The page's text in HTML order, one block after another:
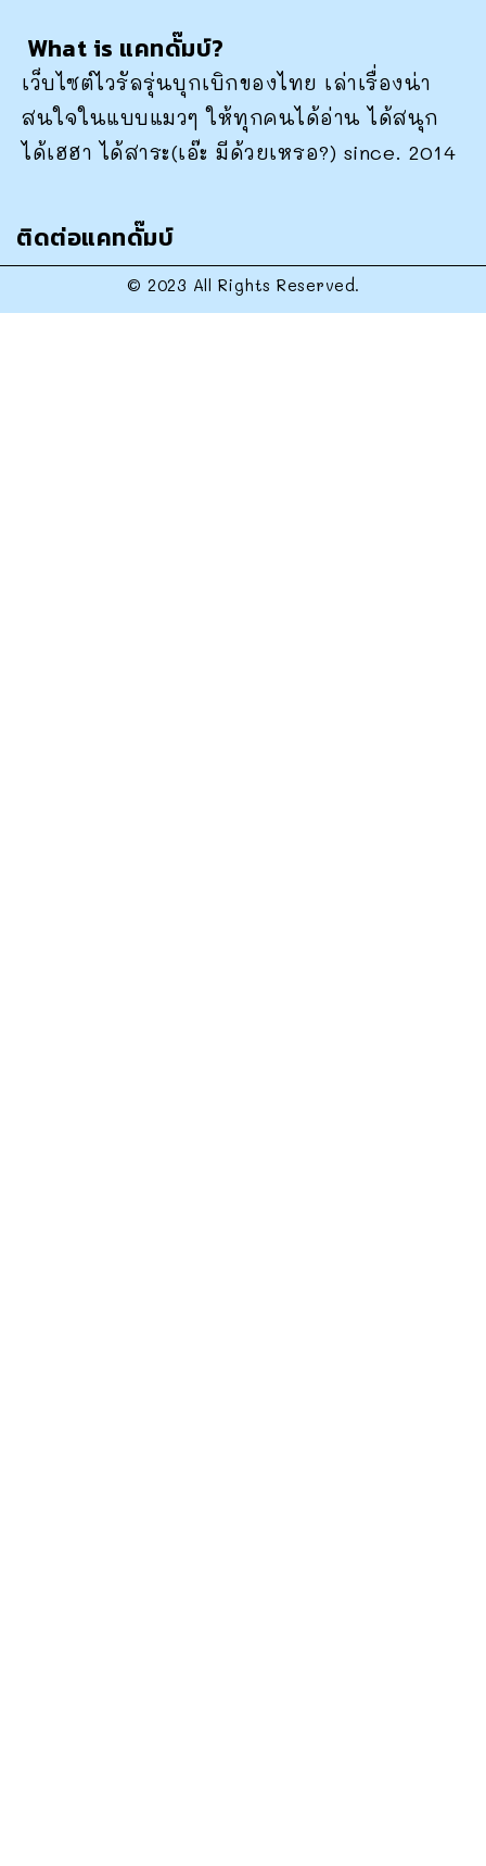
What is แคทดั๊มบ์?
เว็บไซต์ไวรัลรุ่นบุกเบิกของไทย เล่าเรื่องน่า
สนใจในแบบแมวๆ ให้ทุกคนได้อ่าน ได้สนุก
ได้เฮฮา ได้สาระ(เอ๊ะ มีด้วยเหรอ?) since. 2014
ติดต่อแคทดั๊มบ์
© 2023 All Rights Reserved.